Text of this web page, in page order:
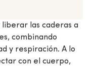
las caderas a
combinando
y respiración. A lo
con el cuerpo,